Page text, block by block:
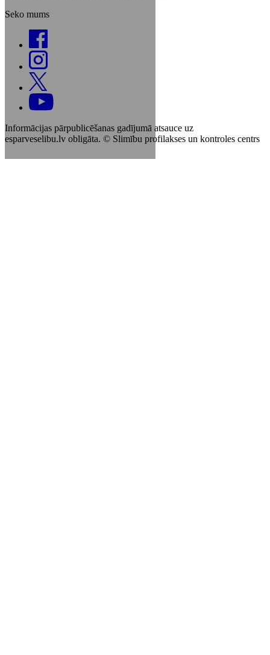
Seko mums
Informācijas pārpublicēšanas gadījumā atsauce uz
esparveselibu.lv obligāta. © Slimību profilakses un kontroles centrs